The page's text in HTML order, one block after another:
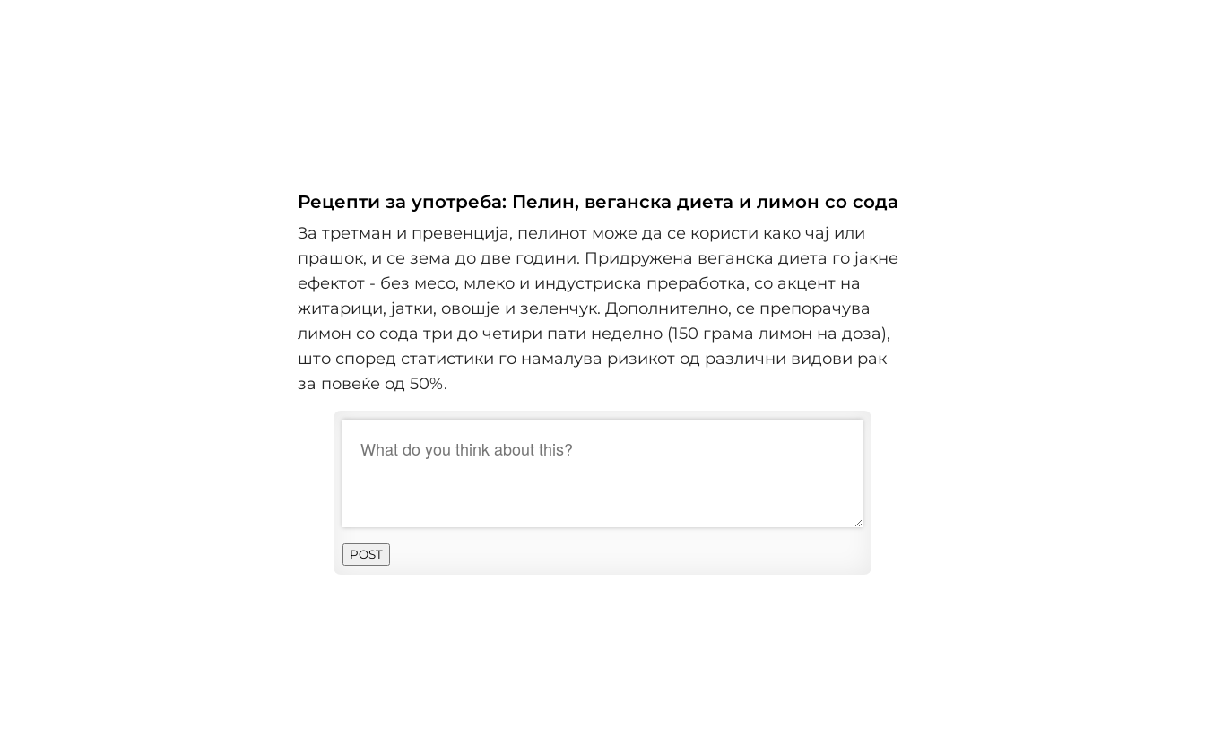
Рецепти за употреба: Пелин, веганска диета и лимон со сода
За третман и превенција, пелинот може да се користи како чај или
прашок, и се зема до две години. Придружена веганска диета го јакне
ефектот - без месо, млеко и индустриска преработка, со акцент на
житарици, јатки, овошје и зеленчук. Дополнително, се препорачува
лимон со сода три до четири пати неделно (150 грама лимон на доза),
што според статистики го намалува ризикот од различни видови рак
за повеќе од 50%.
POST